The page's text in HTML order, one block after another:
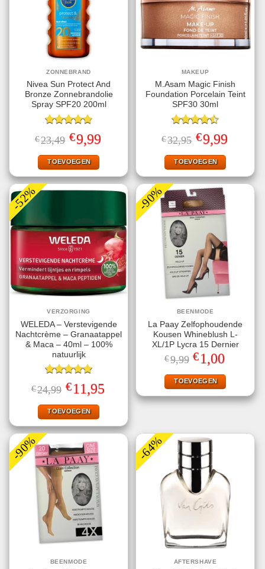
ZONNEBRAND
Nivea Sun Protect And
Bronze Zonnebrandolie
Spray SPF20 200ml
Gewaardeerd
4.78uit 5
€23,49 Oorspronkelijke
prijs
was:
€23,49.
€9,99Huidige
prijs
TOEVOEGEN
MAKEUP
M.Asam Magic Finish
Foundation Porcelain Teint
SPF30 30ml
Gewaardeerd
4.50uit 5
€32,95 Oorspronkelijke
prijs
was:
€32,95.
€9,99Huidige
prijs
TOEVOEGEN
-52%
VERZORGING
WELEDA – Verstevigende
Nachtcrème – Granaatappel
& Maca – 40ml – 100%
natuurlijk
Gewaardeerd
5.00uit 5
€24,99 Oorspronkelijke
prijs
was:
€24,99.
€11,95prijs
TOEVOEGEN
-90%
BEENMODE
La Paay Zelfophoudende
Kousen Whineblush L-
XL/1P Lycra 15 Dernier
€9,99 Oorspronkelijke
prijs
was:
€9,99.
€1,00
is:
€1,00.
TOEVOEGEN
-90%
BEENMODE
-64%
AFTERSHAVE